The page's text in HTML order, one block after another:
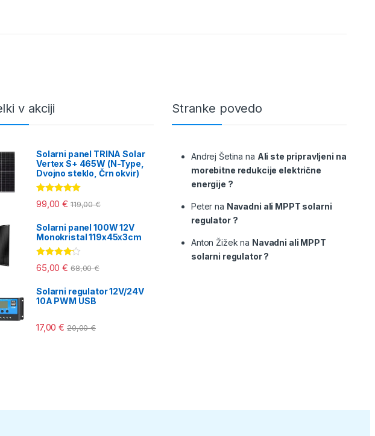
v akciji
Solarni panel TRINA Solar
Vertex S+ 465W (N-Type,
Dvojno steklo, Črn okvir)
Ocenjeno
5.00od 5
99,00€ 119,00€
Solarni panel 100W 12V
Monokristal 119x45x3cm
Ocenjeno
4.00od 5
65,00€ 68,00€
Solarni regulator 12V/24V
10A PWM USB
17,00€ 20,00€
Stranke povedo
Andrej Šetina na Ali ste pripravljeni na
morebitne redukcije električne
energije ?
Peter na Navadni ali MPPT solarni
regulator ?
Anton Žižek na Navadni ali MPPT
solarni regulator ?